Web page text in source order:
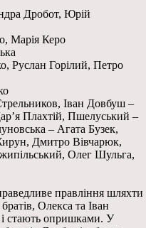
Дробот, Юрій
Марія Керо
Руслан Горілий, Петро
Іван Довбуш –
Плахтій, Пшелуський –
– Агата Бузек,
Дмитро Вівчарюк,
Олег Шульга,
правління шляхти
Олекса та Іван
стають опришками. У